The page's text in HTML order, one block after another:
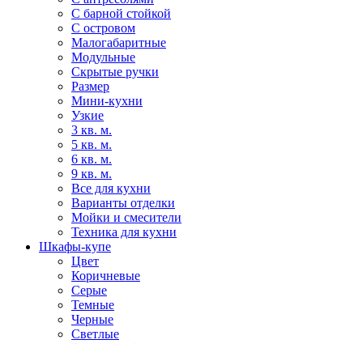
С барной стойкой
С островом
Малогабаритные
Модульные
Скрытые ручки
Размер
Мини-кухни
Узкие
3 кв. м.
5 кв. м.
6 кв. м.
9 кв. м.
Все для кухни
Варианты отделки
Мойки и смесители
Техника для кухни
Шкафы-купе
Цвет
Коричневые
Серые
Темные
Черные
Светлые